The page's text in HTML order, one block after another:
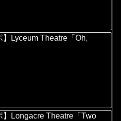
】Lyceum Theatre「Oh,
】Longacre Theatre「Two